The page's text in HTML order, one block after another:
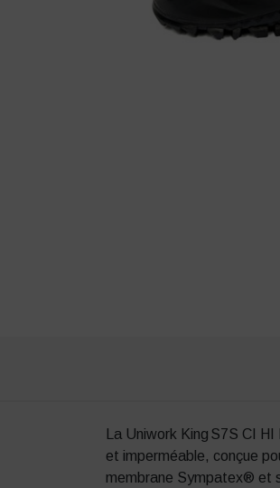
La Uniwork King S7S CI
et imperméable, conçue
membrane Sympatex® et